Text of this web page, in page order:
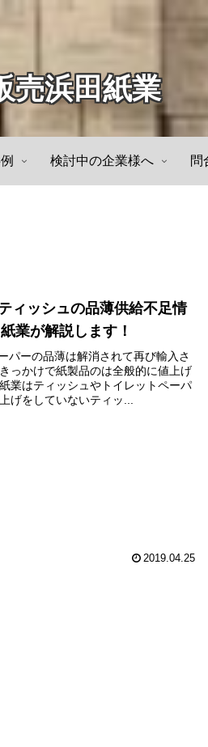
売浜田紙業
検討中の企業様へ 問
ィッシュの品薄供給不足情
業が解説します！
ーの品薄は解消されて再び輸入さ
っかけで紙製品のは全般的に値上げ
業はティッシュやトイレットペーパ
げをしていないティッ...
2019.04.25